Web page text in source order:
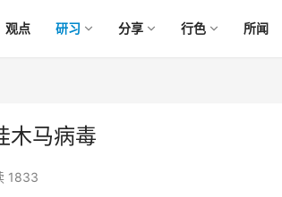
观点 研习 分享 行色 所闻
木马病毒
1833